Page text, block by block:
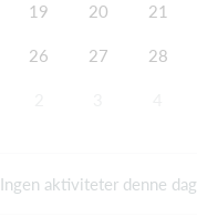
19 20 21
26 27 28
Ingen aktiviteter denne dag